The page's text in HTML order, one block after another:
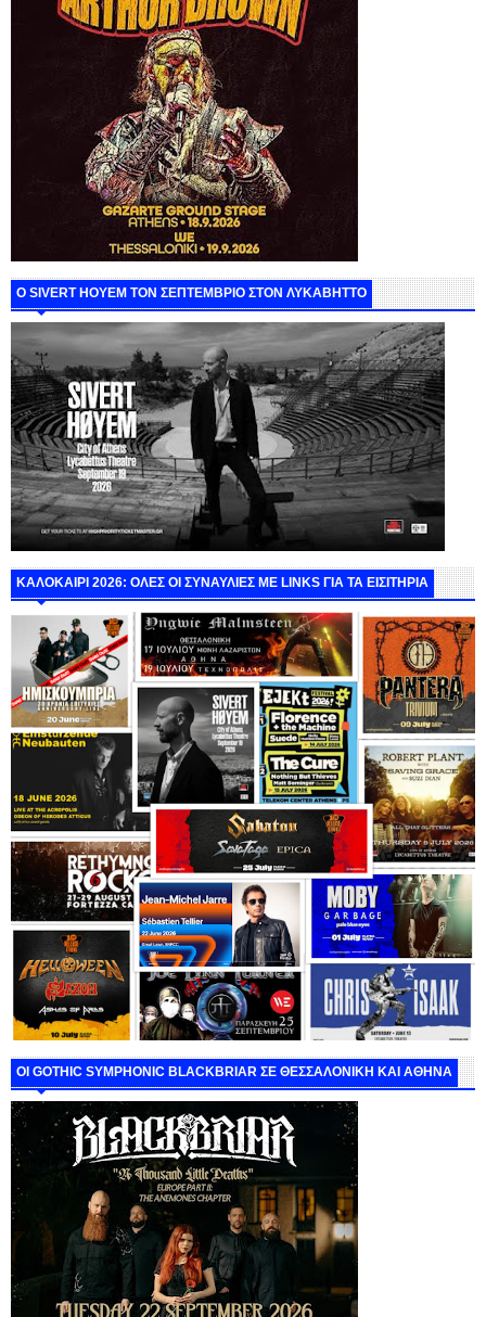
Ο SIVERT HOYEM ΤΟΝ ΣΕΠΤΕΜΒΡΙΟ ΣΤΟΝ ΛΥΚΑΒΗΤΤΟ
ΚΑΛΟΚΑΙΡΙ 2026: ΟΛΕΣ ΟΙ ΣΥΝΑΥΛΙΕΣ ΜΕ LINKS ΓΙΑ ΤΑ ΕΙΣΙΤΗΡΙΑ
ΟΙ GOTHIC SYMPHONIC BLACKBRIAR ΣΕ ΘΕΣΣΑΛΟΝΙΚΗ ΚΑΙ ΑΘΗΝΑ